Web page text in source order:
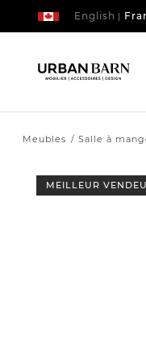
|
English
Meubles Salle à
MEILLEUR